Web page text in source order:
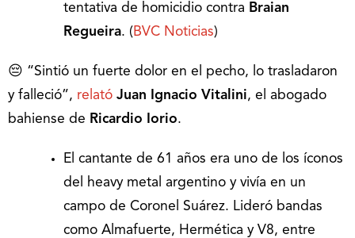
tentativa de homicidio contra Braian
Regueira. ( BVC Noticias)
😔 “Sintió un fuerte dolor en el pecho, lo trasladaron
y falleció”, relató Juan Ignacio Vitalini, el abogado
bahiense de Ricardio Iorio.
El cantante de 61 años era uno de los íconos
del heavy metal argentino y vivía en un
campo de Coronel Suárez. Lideró bandas
como Almafuerte, Hermética y V8, entre